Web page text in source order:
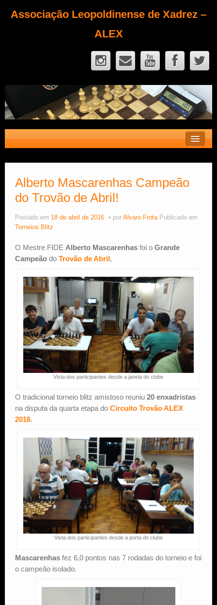
Associação Leopoldinense de Xadrez –
ALEX
Fique Sócio
Quem Somos?
Calendário
Alberto Mascarenhas Campeão
do Trovão de Abril!
Postado em 18 de abril de 2016 por Alvaro Frota Publicado em
Torneios Blitz
O Mestre FIDE Alberto Mascarenhas foi o Grande
Campeão do Trovão de Abril,
Vista dos participantes desde a janela do clube
O tradicional torneio blitz amistoso reuniu 20 enxadristas
na disputa da quarta etapa do Circuito Trovão ALEX
2016.
Vista dos participantes desde a porta do clube
Mascarenhas fez 6,0 pontos nas 7 rodadas do torneio e foi
o campeão isolado.